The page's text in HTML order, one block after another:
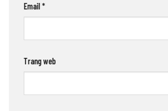
Email*
Trang web